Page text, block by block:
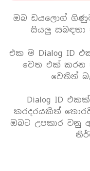
ඔබ ඩයලොග්
සියලු
එක ම Dialog ID
වෙත එක් කරන
වෙතින්
Dialog ID
කරදරයකිත් තොරව
ඔබට උපකාර වනු